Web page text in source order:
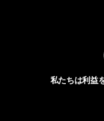
私たちは利益